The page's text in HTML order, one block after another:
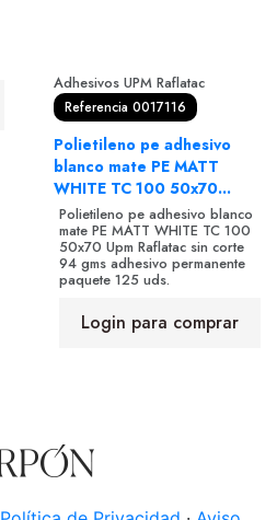
Adhesivos UPM Raflatac
Referencia 0017116
Polietileno pe adhesivo
blanco mate PE MATT
WHITE TC 100 50x70...
Polietileno pe adhesivo blanco
mate PE MATT WHITE TC 100
50x70 Upm Raflatac sin corte
94 gms adhesivo permanente
paquete 125 uds.
Login para comprar